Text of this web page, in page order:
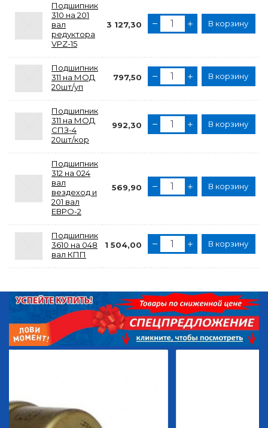
Подшипник
310 на 201
вал
редуктора
VPZ-15
3 127,30 В корзину
Подшипник
311 на МОД
20шт/уп
797,50 В корзину
Подшипник
311 на МОД
СПЗ-4
20шт/кор
992,30 В корзину
Подшипник
312 на 024
вал
вездеход и
201 вал
ЕВРО-2
569,90 В корзину
Подшипник
3610 на 048
вал КПП
1 504,00 В корзину